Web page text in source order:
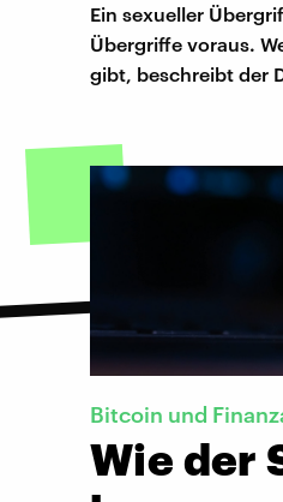
Ein sexueller
Übergriffe voraus.
gibt, beschreibt der
Bitcoin und
Wie der